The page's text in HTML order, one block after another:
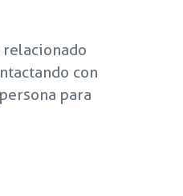
con
para